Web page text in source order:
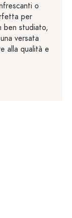
o
per
ben studiato,
versata
alla qualità e